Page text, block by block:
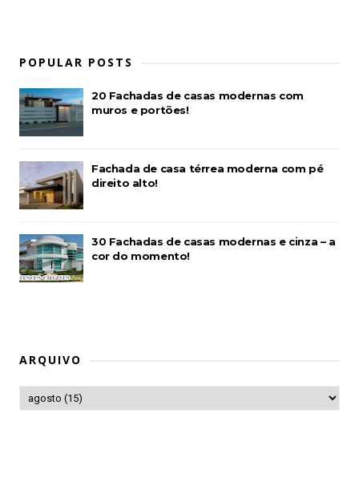
POPULAR POSTS
20 Fachadas de casas modernas com
muros e portões!
Fachada de casa térrea moderna com pé
direito alto!
30 Fachadas de casas modernas e cinza – a
cor do momento!
ARQUIVO